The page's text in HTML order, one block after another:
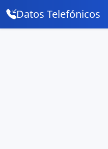
Datos Telefónicos